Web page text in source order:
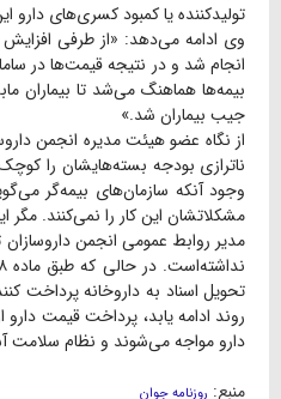
تولیدکننده یا کمبود کسری‌های دارو
وی ادامه می‌دهد: «از طرفی افزایش
انجام شد و در نتیجه قیمت‌ها در
بیمه‌ها هماهنگ می‌شد تا بیماران
جیب بیماران شد.»
از نگاه عضو هیئت مدیره انجمن
ناترازی بودجه بسته‌هایشان را
وجود آنکه سازمان‌های بیمه‌گر
مشکلاتشان این کار را نمی‌کنند. مگر
مدیر روابط عمومی انجمن
تحویل اسناد به داروخانه پرداخت
روند ادامه یابد، پرداخت قیمت
دارو مواجه می‌شوند و نظام سلامت
منبع: روزنامه جوان